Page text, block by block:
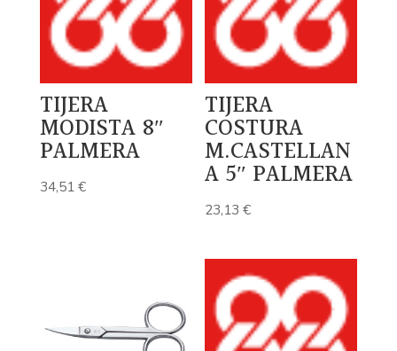
TIJERA
MODISTA 8″
PALMERA
34,51€
TIJERA
COSTURA
M.CASTELLAN
A 5″ PALMERA
23,13€